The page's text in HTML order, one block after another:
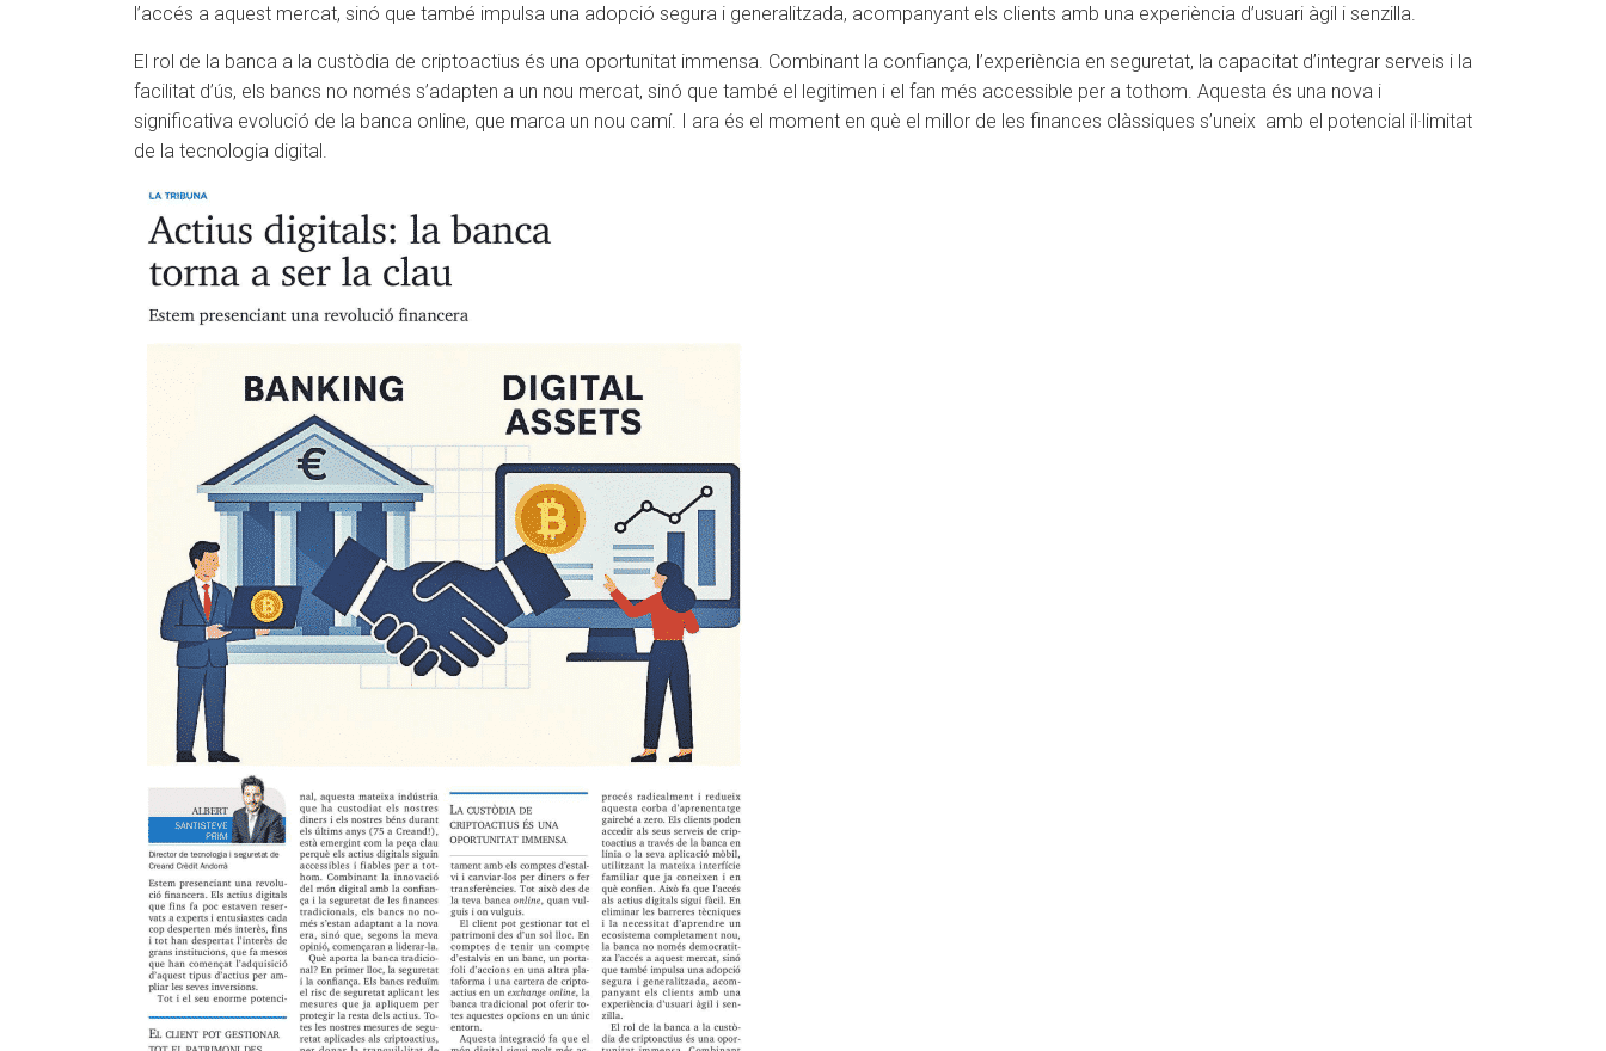
l’accés a aquest mercat, sinó que també impulsa una adopció segura i generalitzada, acompanyant els clients amb una experiència d’usuari àgil i senzilla.
El rol de la banca a la custòdia de criptoactius és una oportunitat immensa. Combinant la confiança, l’experiència en seguretat, la capacitat d’integrar serveis i la
facilitat d’ús, els bancs no només s’adapten a un nou mercat, sinó que també el legitimen i el fan més accessible per a tothom. Aquesta és una nova i
significativa evolució de la banca online, que marca un nou camí. I ara és el moment en què el millor de les finances clàssiques s’uneix amb el potencial il·limitat
de la tecnologia digital.